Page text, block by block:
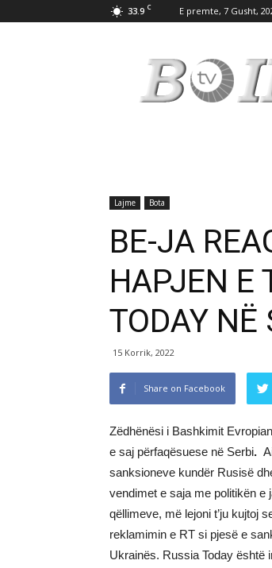
33.9 C E premte, 7 Gusht,
Boin
Lajme Bota
BE-JA
HAPJEN E
TODAY NË
15 Korrik, 2022
Share on Facebook
Zëdhënësi i Bashkimit
e saj përfaqësuese në Serbi.
sanksioneve kundër Rusisë
vendimet e saja me politikën e
qëllimeve, më lejoni t’ju kujtoj
reklamimin e RT si pjesë e
Ukrainës. Russia Today është